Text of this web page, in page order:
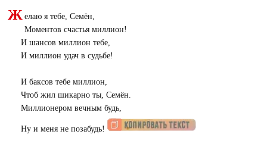
Ж елаю я тебе, Семён,
Моментов счастья миллион!
И шансов миллион тебе,
И миллион удач в судьбе!
И баксов тебе миллион,
Чтоб жил шикарно ты, Семён.
Миллионером вечным будь,
Ну и меня не позабудь!